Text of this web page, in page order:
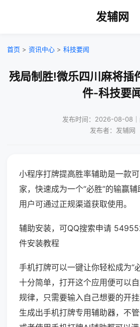
发辅网
首页 > 资讯中心 > 科技要闻
残局制胜!微乐四川麻将插
件-科技要
发布时间：2026-08-08
发布者：发辅网
小程序打牌提高胜率辅助是一款
家，快速成为一个“必胜”的输赢
用户可通过正规渠道获取使用。
辅助安装，可QQ搜索申请
件安装教程
手机打牌可以一键让你轻松成为“
十分简单，打开这个应用便可以
规律，只需要输入自己想要的开
生成出手机打牌专用辅助器，不